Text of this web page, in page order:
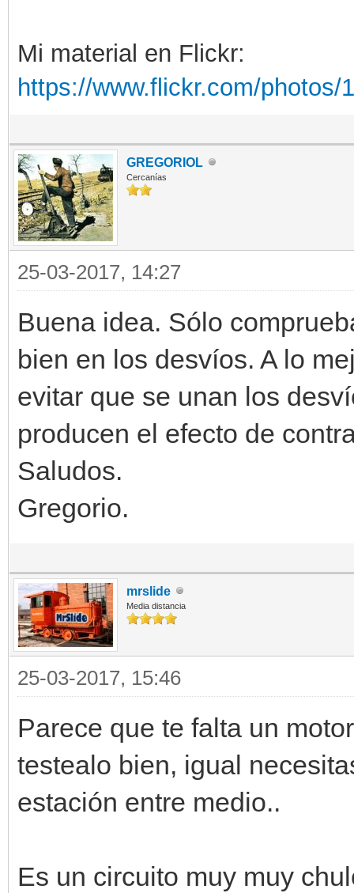
Mi material en Flickr:
https://www.flickr.com/photos/
GREGORIOL
Cercanías
25-03-2017, 14:27
Buena idea. Sólo
bien en los desvíos. A lo
evitar que se unan los
producen el efecto de
Saludos.
Gregorio.
mrslide
Media distancia
25-03-2017, 15:46
Parece que te falta un
testealo bien, igual
estación entre medio..
Es un circuito muy muy